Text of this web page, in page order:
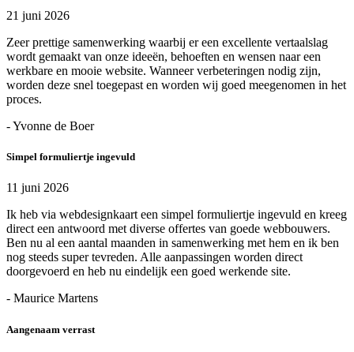
21 juni 2026
Zeer prettige samenwerking waarbij er een excellente vertaalslag
wordt gemaakt van onze ideeën, behoeften en wensen naar een
werkbare en mooie website. Wanneer verbeteringen nodig zijn,
worden deze snel toegepast en worden wij goed meegenomen in het
proces.
- Yvonne de Boer
Simpel formuliertje ingevuld
11 juni 2026
Ik heb via webdesignkaart een simpel formuliertje ingevuld en kreeg
direct een antwoord met diverse offertes van goede webbouwers.
Ben nu al een aantal maanden in samenwerking met hem en ik ben
nog steeds super tevreden. Alle aanpassingen worden direct
doorgevoerd en heb nu eindelijk een goed werkende site.
- Maurice Martens
Aangenaam verrast